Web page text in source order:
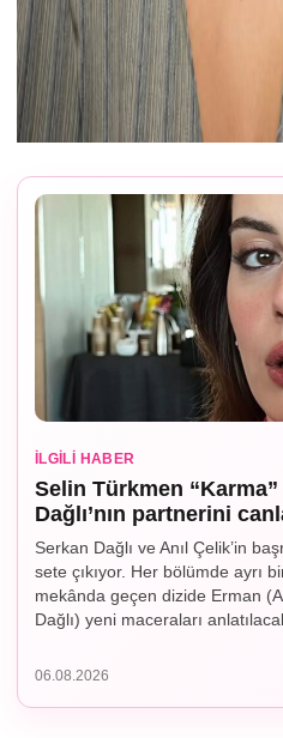
İLGILI HABER
Selin Türkmen
Dağlı’nın partnerini
Serkan Dağlı ve Anıl Çelik’in
sete çıkıyor. Her bölümde ayrı
mekânda geçen dizide Erman
Dağlı) yeni maceraları
06.08.2026